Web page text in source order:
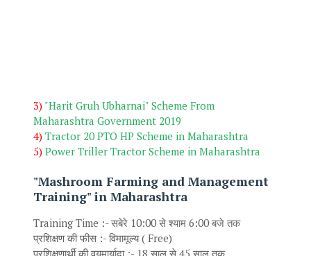
3) "Harit Gruh Ubharnai" Scheme From
Maharashtra Government 2019
4) Tractor 20 PTO HP Scheme in Maharashtra
5) Power Triller Tractor Scheme in Maharashtra
"Mashroom Farming and Management
Training" in Maharashtra
Training Time :- सबेरे 10:00 से श्याम 6:00 बजे तक
प्रशिक्षण की फीस :- विमामूल्य ( Free)
प्रशिक्षणार्थी की वयमार्यादा :- 18 साल से 45 साल तक